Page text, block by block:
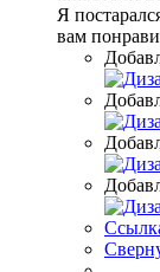
Я
вам